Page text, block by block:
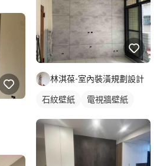
林淇葆-室內裝潢規劃設計
石紋壁紙 電視牆壁紙